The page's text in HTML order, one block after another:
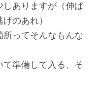
しありますが（伸ば
のあれ）
ってそんなもんな
準備して入る、そ